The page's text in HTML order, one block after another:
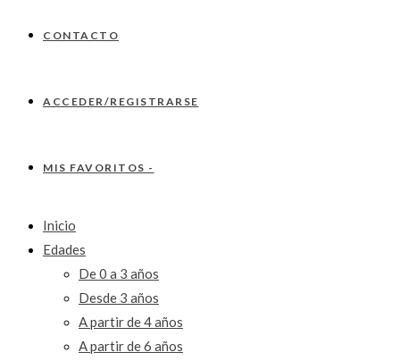
CONTACTO
ACCEDER/REGISTRARSE
MIS FAVORITOS -
Inicio
Edades
De 0 a 3 años
Desde 3 años
A partir de 4 años
A partir de 6 años